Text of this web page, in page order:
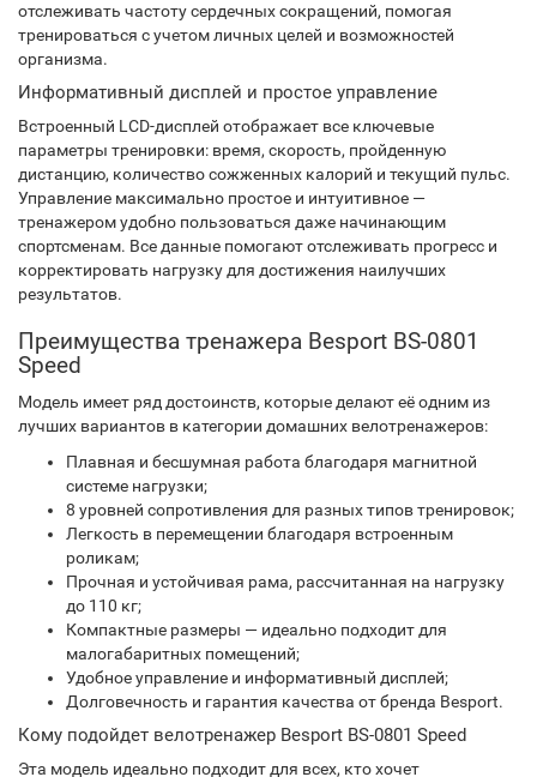
отслеживать частоту сердечных сокращений, помогая
тренироваться с учетом личных целей и возможностей
организма.
Информативный дисплей и простое управление
Встроенный LCD-дисплей отображает все ключевые
параметры тренировки: время, скорость, пройденную
дистанцию, количество сожженных калорий и текущий пульс.
Управление максимально простое и интуитивное —
тренажером удобно пользоваться даже начинающим
спортсменам. Все данные помогают отслеживать прогресс и
корректировать нагрузку для достижения наилучших
результатов.
Преимущества тренажера Besport BS-0801
Speed
Модель имеет ряд достоинств, которые делают её одним из
лучших вариантов в категории домашних велотренажеров:
Плавная и бесшумная работа благодаря магнитной
системе нагрузки;
8 уровней сопротивления для разных типов тренировок;
Легкость в перемещении благодаря встроенным
роликам;
Прочная и устойчивая рама, рассчитанная на нагрузку
до 110 кг;
Компактные размеры — идеально подходит для
малогабаритных помещений;
Удобное управление и информативный дисплей;
Долговечность и гарантия качества от бренда Besport.
Кому подойдет велотренажер Besport BS-0801 Speed
Эта модель идеально подходит для всех, кто хочет